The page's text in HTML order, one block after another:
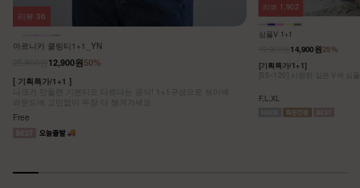
아르니카 쿨링티1+1_YN
50%
12,900원
[ 기획특가/1+1 ]
나크가 만들면 기본티도 다르다는 공식! 1+1구성으로 브이넥
라운드넥 고민없이 두장 다 챙겨가세요
Free
리뷰 36
심플V 1+1
25%
14,900원
[기획특가/1+1]
[55~120] 시원한 깊은 V넥 심
F,L,XL
리뷰 1,902